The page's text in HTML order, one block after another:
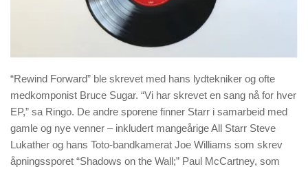
“Rewind Forward” ble skrevet med hans lydtekniker og ofte
medkomponist Bruce Sugar. “Vi har skrevet en sang nå for hver
EP,” sa Ringo. De andre sporene finner Starr i samarbeid med
gamle og nye venner – inkludert mangeårige All Starr Steve
Lukather og hans Toto-bandkamerat Joe Williams som skrev
åpningssporet “Shadows on the Wall;” Paul McCartney, som